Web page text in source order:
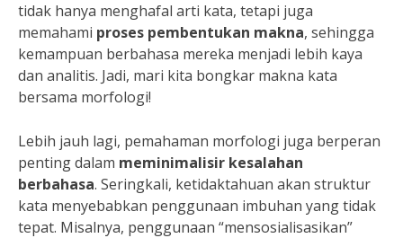
tidak hanya menghafal arti kata, tetapi juga
memahami proses pembentukan makna, sehingga
kemampuan berbahasa mereka menjadi lebih kaya
dan analitis. Jadi, mari kita bongkar makna kata
bersama morfologi!
Lebih jauh lagi, pemahaman morfologi juga berperan
penting dalam meminimalisir kesalahan
berbahasa. Seringkali, ketidaktahuan akan struktur
kata menyebabkan penggunaan imbuhan yang tidak
tepat. Misalnya, penggunaan “mensosialisasikan”